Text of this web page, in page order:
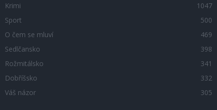
Krimi
1047
Sport
500
O čem se mluví
469
Sedlčansko
398
Rožmitálsko
341
Dobříšsko
332
Váš názor
305